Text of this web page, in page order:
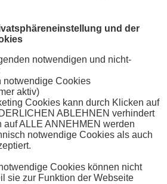
und der
notwendigen und nicht-
notwendige Cookies
aktiv)
Cookies kann durch Klicken auf
ABLEHNEN verhindert
ALLE ANNEHMEN werden
notwendige Cookies als auch
Cookies können nicht
sie zur Funktion der Webseite